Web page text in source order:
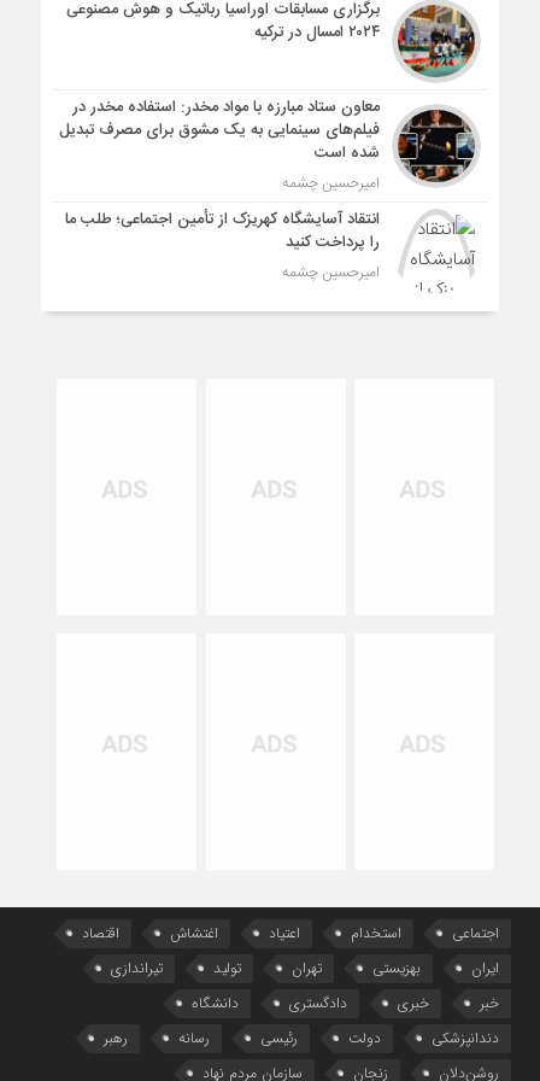
برگزاری مسابقات اوراسیا رباتیک و هوش مصنوعی
۲۰۲۴ امسال در ترکیه
معاون ستاد مبارزه با مواد مخدر: استفاده مخدر در
فیلم‌های سینمایی به یک مشوق برای مصرف تبدیل
شده است
امیرحسین چشمه
انتقاد آسایشگاه کهریزک از تأمین اجتماعی؛ طلب ما
را پرداخت کنید
امیرحسین چشمه
اجتماعی استخدام اعتیاد اغتشاش
اقتصاد
ایران
بهزیستی تهران تولید
تیراندازی
خبر
خبری دادگستری
دانشگاه
دندانپزشکی
دولت رئیسی رسانه
رهبر
روشن‌دلان
زنجان سازمان مردم نهاد